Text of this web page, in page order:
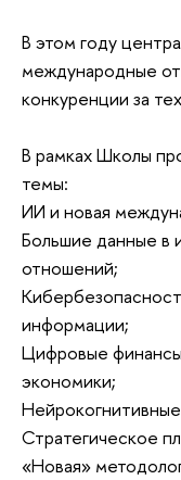
В этом году
международные
конкуренции за
В рамках Школы
темы:
ИИ и новая
Большие данные в
отношений;
информации;
Цифровые
экономики;
Стратегическое
«Новая»